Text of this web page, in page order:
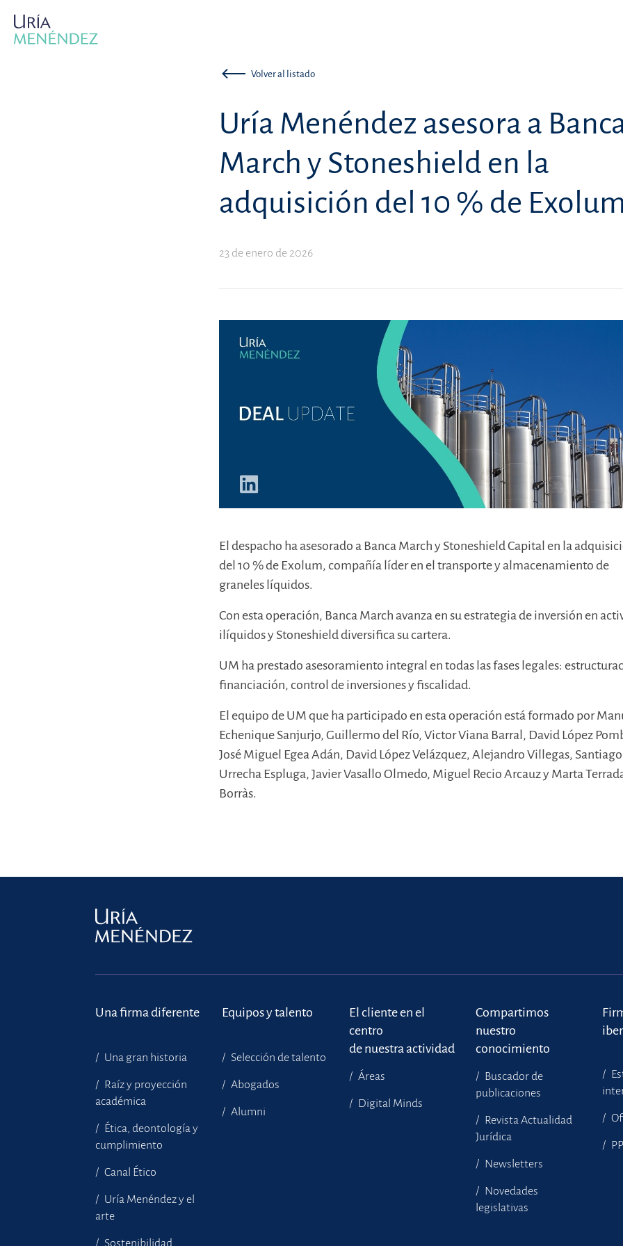
Volver al listado
Uría Menéndez asesora a
March y Stoneshield en la
adquisición del 10 % de Exolum
23 de enero de 2026
El despacho ha asesorado a Banca March y Stoneshield Capital en la
del 10 % de Exolum, compañía líder en el transporte y almacenamiento de
graneles líquidos.
Con esta operación, Banca March avanza en su estrategia de inversión en
ilíquidos y Stoneshield diversifica su cartera.
UM ha prestado asesoramiento integral en todas las fases legales:
financiación, control de inversiones y fiscalidad.
El equipo de UM que ha participado en esta operación está formado por
Echenique Sanjurjo, Guillermo del Río, Victor Viana Barral, David López
José Miguel Egea Adán, David López Velázquez, Alejandro Villegas, Santiago
Urrecha Espluga, Javier Vasallo Olmedo, Miguel Recio Arcauz y Marta
Borràs.
Una firma diferente
Una gran historia
Raíz y proyección
académica
Ética, deontología y
cumplimiento
Canal Ético
Uría Menéndez y el
arte
Sostenibilidad
Equipos y talento
Selección de talento
Abogados
Alumni
El cliente en el
centro
de nuestra actividad
Áreas
Digital Minds
Compartimos
nuestro
conocimiento
Buscador de
publicaciones
Revista Actualidad
Jurídica
Newsletters
Novedades
legislativas